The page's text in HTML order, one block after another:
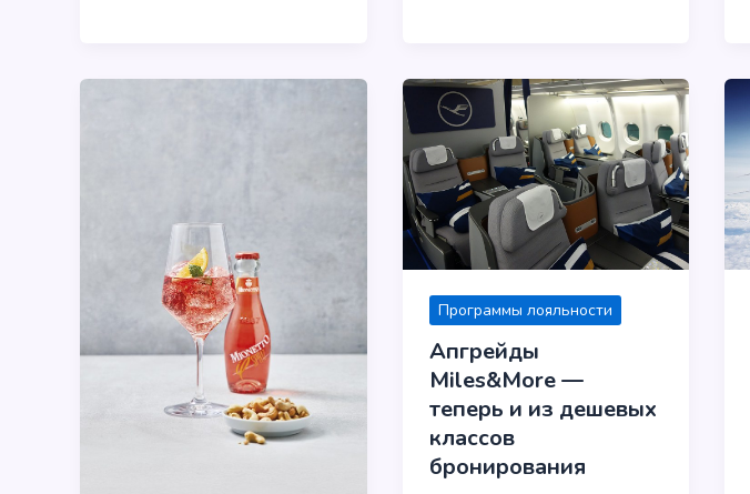
Программы лояльности
Апгрейды
Miles&More —
теперь и из дешевых
классов
бронирования